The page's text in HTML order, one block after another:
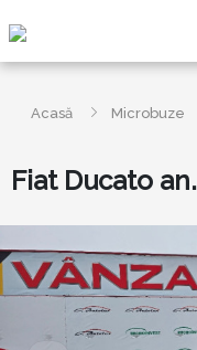
Acasă Microbuze
Fiat Ducato